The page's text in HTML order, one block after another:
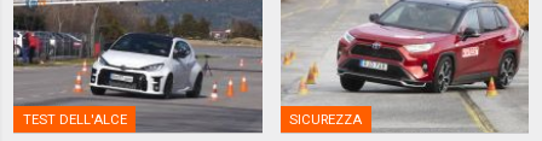
TEST DELL'ALCE SICUREZZA